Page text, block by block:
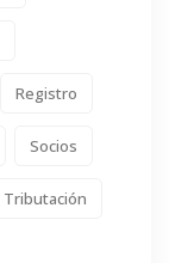
Registro
Socios
Tributación